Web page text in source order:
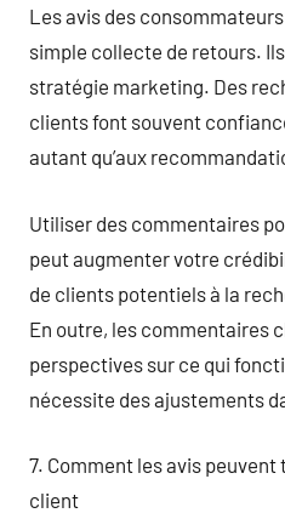
Les avis des
simple collecte de retours.
stratégie marketing. Des
clients font souvent
autant qu’aux
Utiliser des commentaires
peut augmenter votre
de clients potentiels à la
En outre, les commentaires
perspectives sur ce qui
nécessite des ajustements
7. Comment les avis peuvent
client